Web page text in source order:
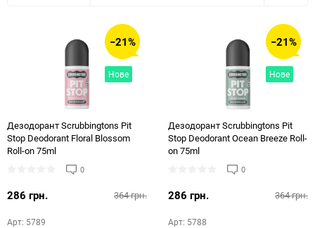
36
48
−21%
Нове
Дезодорант Scrubbingtons Pit
Stop Deodorant Floral Blossom
Roll-on 75ml
0
364 грн.
286 грн.
Арт: 5789
−21%
Нове
Дезодорант Scrubbingtons Pit
Stop Deodorant Ocean Breeze Roll-
on 75ml
0
364 грн.
286 грн.
Арт: 5788